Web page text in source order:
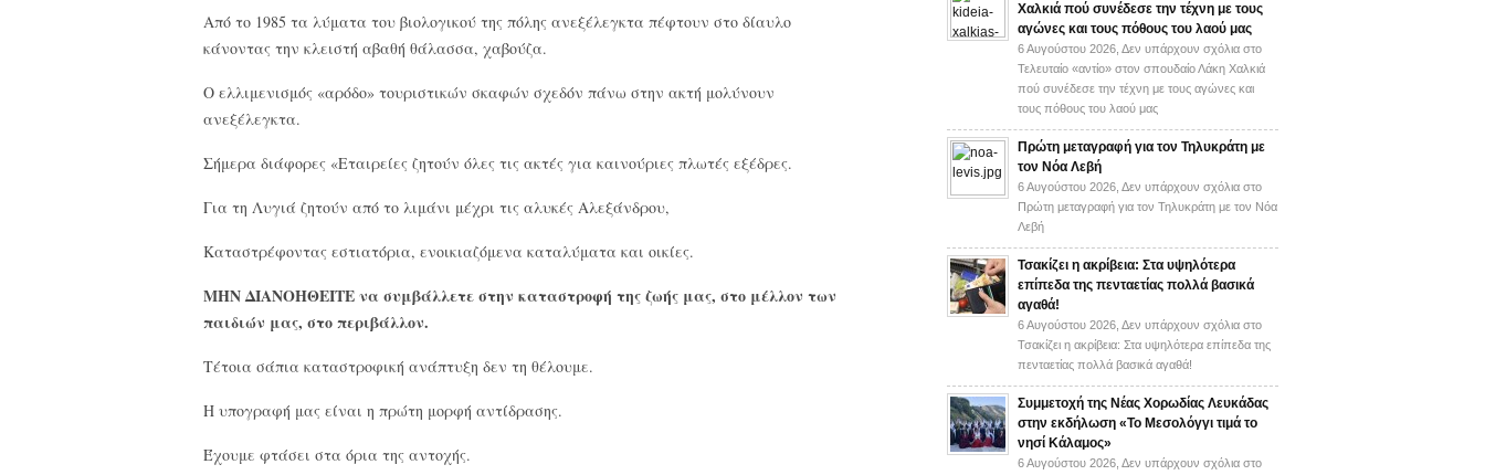
Από το 1985 τα λύματα του βιολογικού της πόλης ανεξέλεγκτα πέφτουν στο δίαυλο
κάνοντας την κλειστή αβαθή θάλασσα, χαβούζα.
Ο ελλιμενισμός «αρόδο» τουριστικών σκαφών σχεδόν πάνω στην ακτή μολύνουν
ανεξέλεγκτα.
Σήμερα διάφορες «Εταιρείες ζητούν όλες τις ακτές για καινούριες πλωτές εξέδρες.
Για τη Λυγιά ζητούν από το λιμάνι μέχρι τις αλυκές Αλεξάνδρου,
Καταστρέφοντας εστιατόρια, ενοικιαζόμενα καταλύματα και οικίες.
ΜΗΝ ΔΙΑΝΟΗΘΕΙΤΕ να συμβάλλετε στην καταστροφή της ζωής μας, στο μέλλον των
παιδιών μας, στο περιβάλλον.
Τέτοια σάπια καταστροφική ανάπτυξη δεν τη θέλουμε.
Η υπογραφή μας είναι η πρώτη μορφή αντίδρασης.
Έχουμε φτάσει στα όρια της αντοχής.
Χαλκιά πού συνέδεσε την τέχνη με τους
αγώνες και τους πόθους του λαού μας
6 Αυγούστου 2026, Δεν υπάρχουν σχόλια στο
Τελευταίο «αντίο» στον σπουδαίο Λάκη Χαλκιά
πού συνέδεσε την τέχνη με τους αγώνες και
τους πόθους του λαού μας
Πρώτη μεταγραφή για τον Τηλυκράτη με
τον Νόα Λεβή
6 Αυγούστου 2026, Δεν υπάρχουν σχόλια στο
Πρώτη μεταγραφή για τον Τηλυκράτη με τον Νόα
Λεβή
Τσακίζει η ακρίβεια: Στα υψηλότερα
επίπεδα της πενταετίας πολλά βασικά
αγαθά!
6 Αυγούστου 2026, Δεν υπάρχουν σχόλια στο
Τσακίζει η ακρίβεια: Στα υψηλότερα επίπεδα της
πενταετίας πολλά βασικά αγαθά!
Συμμετοχή της Νέας Χορωδίας Λευκάδας
στην εκδήλωση «Το Μεσολόγγι τιμά το
νησί Κάλαμος»
6 Αυγούστου 2026, Δεν υπάρχουν σχόλια στο